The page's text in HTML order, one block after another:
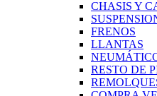
CHASIS Y
FRENOS
LLANTAS
RESTO DE